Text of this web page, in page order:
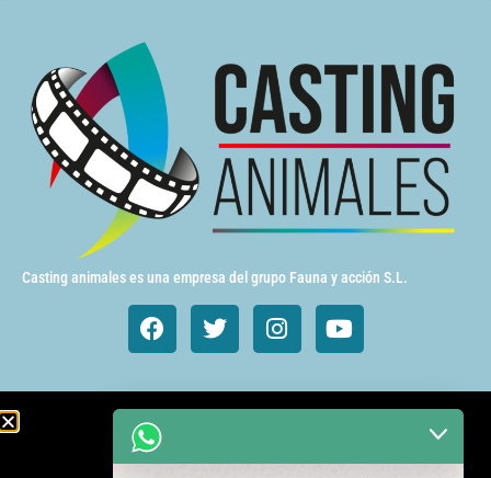
Casting animales es una empresa del grupo Fauna y acción S.L.
Animales de cine y TV